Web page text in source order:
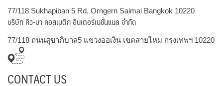
77/118 Sukhapiban 5 Rd. Orngern Saimai Bangkok 10220
บริษัท คิว-มา คอสเมติก อินเตอร์เนชั่นแนล จำกัด
77/118 ถนนสุขาภิบาล5 แขวงออเงิน เขตสายไหม กรุงเทพฯ 10220
CONTACT US